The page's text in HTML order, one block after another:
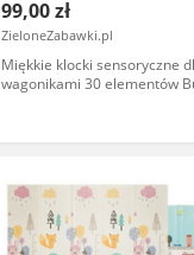
99,00 zł
ZieloneZabawki.pl
Miękkie klocki sensoryczne
wagonikami 30 elementów